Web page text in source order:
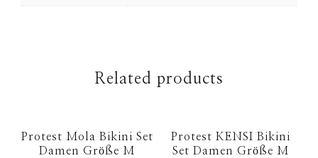
Related products
Protest Mola Bikini Set
Damen Größe M
Protest KENSI Bikini
Set Damen Größe M